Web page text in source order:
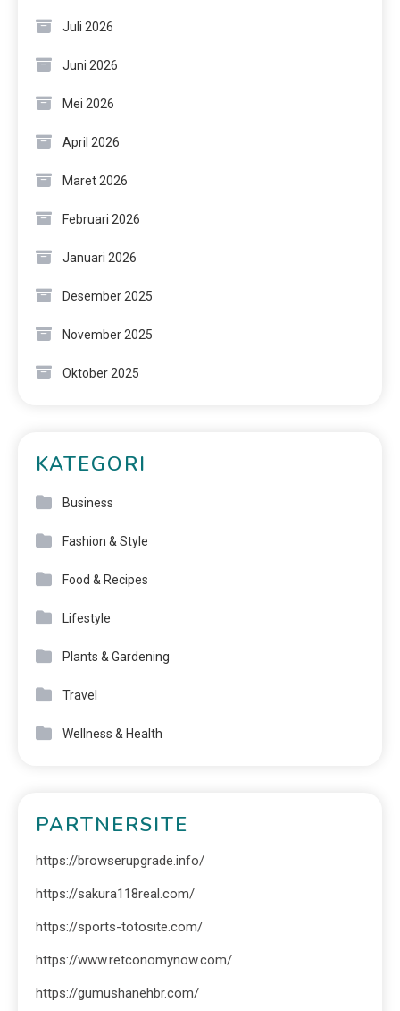
Juli 2026
Juni 2026
Mei 2026
April 2026
Maret 2026
Februari 2026
Januari 2026
Desember 2025
November 2025
Oktober 2025
KATEGORI
Business
Fashion & Style
Food & Recipes
Lifestyle
Plants & Gardening
Travel
Wellness & Health
PARTNERSITE
https://browserupgrade.info/
https://sakura118real.com/
https://sports-totosite.com/
https://www.retconomynow.com/
https://gumushanehbr.com/